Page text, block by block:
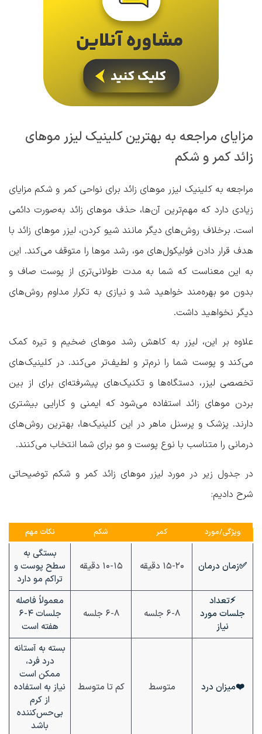
مزایای مراجعه به بهترین کلینیک لیزر موهای
زائد کمر و شکم
مراجعه به کلینیک لیزر موهای زائد برای نواحی کمر و شکم مزایای
زیادی دارد که مهم‌ترین آن‌ها، حذف موهای زائد به‌صورت دائمی
است. برخلاف روش‌های دیگر مانند شیو کردن، لیزر موهای زائد با
هدف قرار دادن فولیکول‌های مو، رشد موها را متوقف می‌کند. این
به این معناست که شما به مدت طولانی‌تری از پوست صاف و
بدون مو بهره‌مند خواهید شد و نیازی به تکرار مداوم روش‌های
دیگر نخواهید داشت.
علاوه بر این، لیزر به کاهش رشد موهای ضخیم و تیره کمک
می‌کند و پوست شما را نرم‌تر و لطیف‌تر می‌کند. در کلینیک‌های
تخصصی لیزر، دستگاه‌ها و تکنیک‌های پیشرفته‌ای برای از بین
بردن موهای زائد استفاده می‌شود که ایمنی و کارایی بیشتری
دارند. پزشک و پرسنل ماهر در این کلینیک‌ها، بهترین روش‌های
درمانی را متناسب با نوع پوست و مو برای شما انتخاب می‌کنند.
در جدول زیر در مورد لیزر موهای زائد کمر و شکم توضیحاتی
شرح دادیم:
ویژگی/مورد کمر شکم نکات مهم
✅زمان درمان ۱۵-۲۰ دقیقه ۱۰-۱۵ دقیقه
بستگی به
سطح پوست و
تراکم مو دارد
⚡تعداد
جلسات مورد
نیاز
۶-۸ جلسه ۶-۸ جلسه
معمولاً فاصله
جلسات ۴-۶
هفته است
❤️میزان درد متوسط کم تا متوسط
بسته به آستانه
درد فرد،
ممکن است
نیاز به استفاده
از کرم
بی‌حس‌کننده
باشد